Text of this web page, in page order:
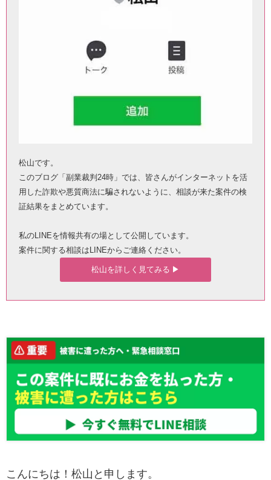
松山です。
このブログ「副業裁判24時」では、皆さんがインターネットを活
用した詐欺や悪質商法に騙されないように、相談が来た案件の検
証結果をまとめています。
私のLINEを情報共有の場として公開しています。
案件に関する相談はLINEからご連絡ください。
松山を詳しく見てみる ▶︎
こんにちは！松山と申します。